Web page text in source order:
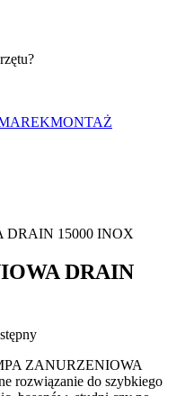
MONTAŻ
DRAIN 15000 INOX
DRAIN
ZANURZENIOWA
rozwiązanie do szybkiego